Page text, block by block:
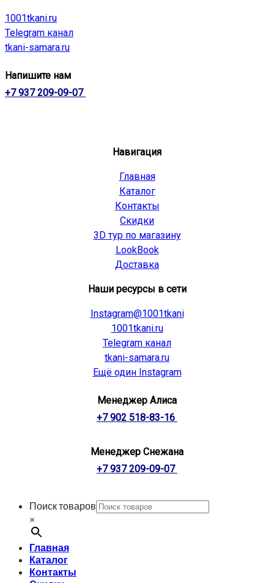
1001tkani.ru
Telegram канал
tkani-samara.ru
Напишите нам
+7 937 209-09-07
Навигация
Главная
Каталог
Контакты
Скидки
3D тур по магазину
LookBook
Доставка
Наши ресурсы в сети
Instagram@1001tkani
1001tkani.ru
Telegram канал
tkani-samara.ru
Ещё один Instagram
Менеджер Алиса
+7 902 518-83-16
Менеджер Снежана
+7 937 209-09-07
Поиск товаров
×
Главная
Каталог
Контакты